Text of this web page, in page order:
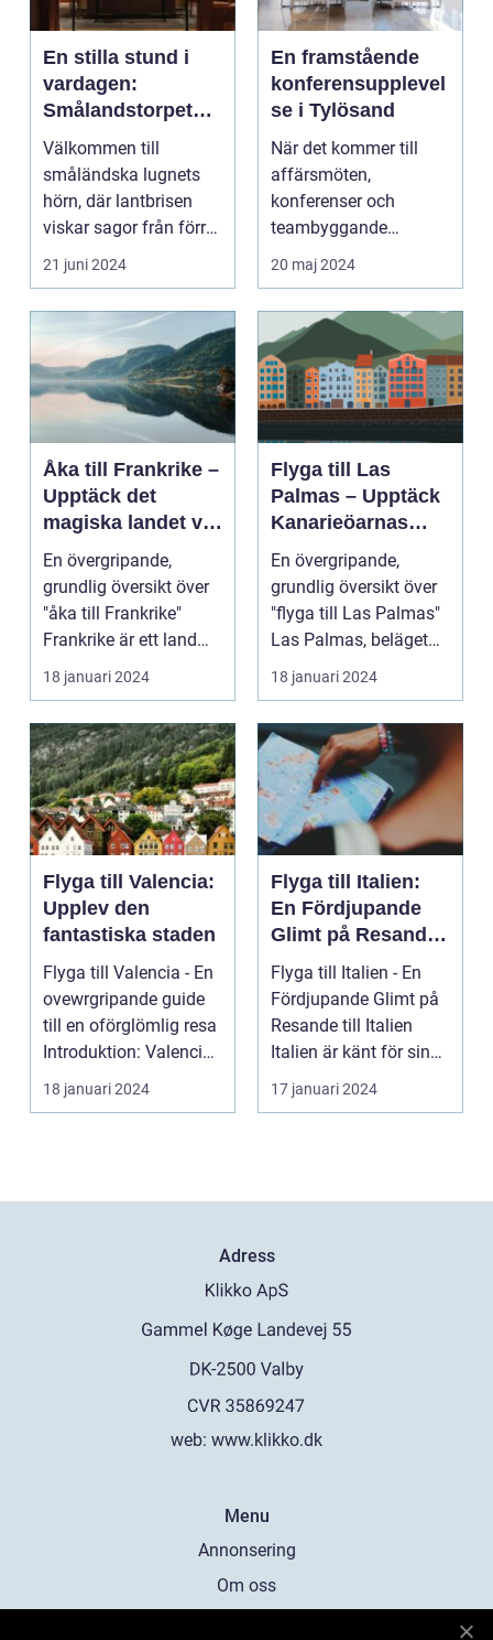
En stilla stund i
vardagen:
Smålandstorpet
Lanthotell
Välkommen till
småländska lugnets
hörn, där lantbrisen
viskar sagor från förr
och nutidens stilla gå...
21 juni 2024
En framstående
konferensupplevel
se i Tylösand
När det kommer till
affärsmöten,
konferenser och
teambyggande
reträtter, är...
20 maj 2024
Åka till Frankrike –
Upptäck det
magiska landet vid
Eiffeltornet och
bortom
En övergripande,
grundlig översikt över
"åka till Frankrike"
Frankrike är ett land
som lockar besök...
18 januari 2024
Flyga till Las
Palmas – Upptäck
Kanarieöarnas
pärla
En övergripande,
grundlig översikt över
"flyga till Las Palmas"
Las Palmas, beläget
på ön Gran Cana...
18 januari 2024
Flyga till Valencia:
Upplev den
fantastiska staden
Flyga till Valencia - En
ovewrgripande guide
till en oförglömlig resa
Introduktion: Valencia,
beläg...
18 januari 2024
Flyga till Italien:
En Fördjupande
Glimt på Resande
till Italien
Flyga till Italien - En
Fördjupande Glimt på
Resande till Italien
Italien är känt för sina
fantasti...
17 januari 2024
Adress
web: www.klikko.dk
Menu
Annonsering
Om oss